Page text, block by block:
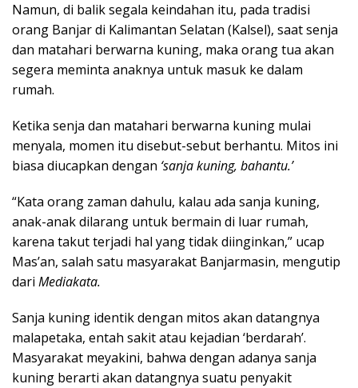
Namun, di balik segala keindahan itu, pada tradisi
orang Banjar di Kalimantan Selatan (Kalsel), saat senja
dan matahari berwarna kuning, maka orang tua akan
segera meminta anaknya untuk masuk ke dalam
rumah.
Ketika senja dan matahari berwarna kuning mulai
menyala, momen itu disebut-sebut berhantu. Mitos ini
biasa diucapkan dengan ‘sanja kuning, bahantu.’
“Kata orang zaman dahulu, kalau ada sanja kuning,
anak-anak dilarang untuk bermain di luar rumah,
karena takut terjadi hal yang tidak diinginkan,” ucap
Mas’an, salah satu masyarakat Banjarmasin, mengutip
dari Mediakata.
Sanja kuning identik dengan mitos akan datangnya
malapetaka, entah sakit atau kejadian ‘berdarah’.
Masyarakat meyakini, bahwa dengan adanya sanja
kuning berarti akan datangnya suatu penyakit